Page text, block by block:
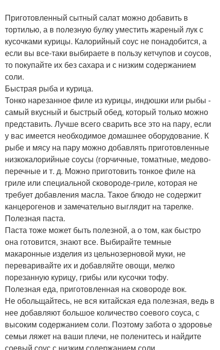
Приготовленный сытный салат можно добавить в
тортилью, а в полезную булку уместить жареный лук с
кусочками курицы. Калорийный соус не понадобится, а
если вы все-таки выбираете в пользу кетчупов и соусов,
то покупайте их без сахара и с низким содержанием
соли.
Быстрая рыба и курица.
Тонко нарезанное филе из курицы, индюшки или рыбы -
самый вкусный и быстрый обед, который только можно
представить. Лучше всего сварить все это на пару, если
у вас имеется необходимое домашнее оборудование. К
рыбе и мясу на пару можно добавлять приготовленные
низкокалорийные соусы (горчичные, томатные, медово-
перечные и т. д. Можно приготовить тонкое филе на
гриле или специальной сковороде-гриле, которая не
требует добавления масла. Такое блюдо не содержит
канцерогенов и замечательно выглядит на тарелке.
Полезная паста.
Паста тоже может быть полезной, а о том, как быстро
она готовится, знают все. Выбирайте темные
макаронные изделия из цельнозерновой муки, не
переваривайте их и добавляйте овощи, мелко
порезанную курицу, грибы или кусочки тофу.
Полезная еда, приготовленная на сковороде вок.
Не обольщайтесь, не вся китайская еда полезная, ведь в
нее добавляют большое количество соевого соуса, с
высоким содержанием соли. Поэтому забота о здоровье
семьи ляжет на ваши плечи, не поленитесь и найдите
соевый соус с низким содержанием соли.